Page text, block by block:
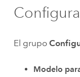
El grupo
Modelo